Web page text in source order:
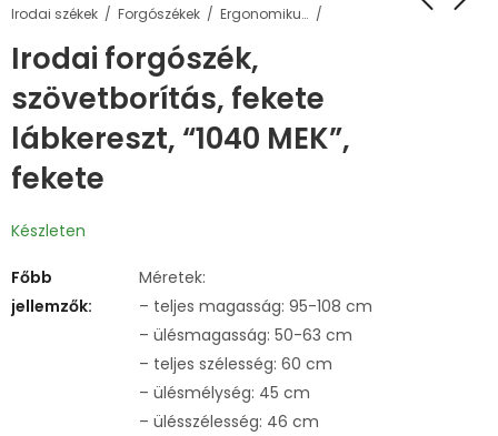
Irodai székek
Forgószékek Ergonomikus forgószékek
Irodai forgószék,
szövetborítás, fekete
lábkereszt, “1040 MEK”,
fekete
Készleten
Főbb
jellemzők:
Méretek:
– teljes magasság: 95-108 cm
– ülésmagasság: 50-63 cm
– teljes szélesség: 60 cm
– ülésmélység: 45 cm
– ülésszélesség: 46 cm